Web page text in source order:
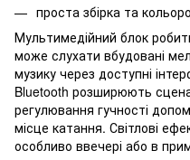
проста збірка та
Мультимедійний блок
може слухати вбудовані
музику через доступні
Bluetooth розширюють
регулювання гучності
місце катання. Світлові
особливо ввечері або в